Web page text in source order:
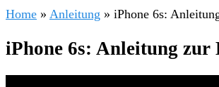
Home » Anleitung » iPhone 6s:
iPhone 6s: Anleitung zur